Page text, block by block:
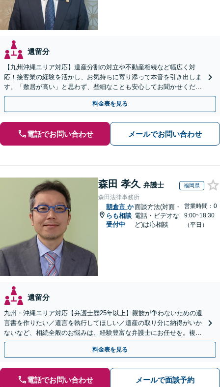
遺留分
【九州沖縄エリア対応】遺産分割の対立や不動産相続など幅広く対
応！接客業の経験を活かし、お気持ちに寄り添って本音を引き出しま
す。「敷居が高い」と思わず、些細なことも安心してお聞かせくださ
い【初回相談無料】【夜間・休日相談可】
料金表を見る
電話でお問い合わせ メールでお問い合わせ
森田 孝久 弁護士 福岡県
森田法律事務所
朝倉市 か
らも相談
受付中
面談方法(対面・
電話・ビデオな
ど)は応相談
営業時間：0
9:00~18:30
（平日）
遺留分
九州・沖縄エリア対応【弁護士歴25年以上】親族が争わないための遺
言書を作りたい／遺言を執行してほしい／遺産の取り分に納得がいか
ないなど、相続全般のお悩みは、経験豊富な弁護士にお任せを。複雑
な問題も粘り強く対応し、解決に導きます。
料金表を見る
電話でお問い合わせ メールで面談予約